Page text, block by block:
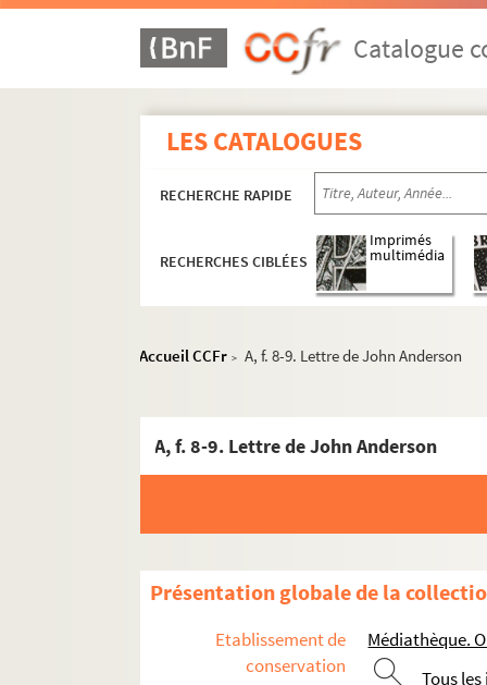
Catalogue
LES CATALOGUES
RECHERCHE RAPIDE
RECHERCHES CIBLÉES
Imprimés
multimédia
Accueil CCFr > A, f. 8-9. Lettre de John Anderson
A, f. 8-9. Lettre de John Anderson
Présentation globale de la
Etablissement de
conservation
Médiathèque.
Tous